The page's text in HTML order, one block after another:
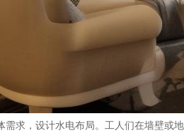
需求，设计水电布局。工人们在墙壁或